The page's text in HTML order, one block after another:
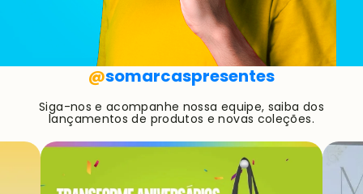
@somarcaspresentes
Siga-nos e acompanhe nossa equipe, saiba dos
lançamentos de produtos e novas coleções.